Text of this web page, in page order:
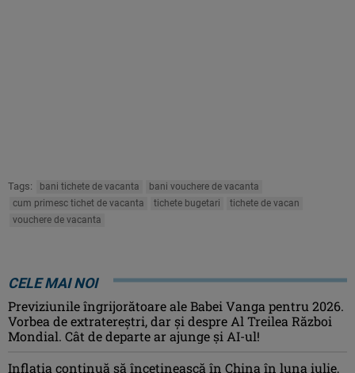
Tags: bani tichete de vacanta
bani vouchere de vacanta
cum primesc tichet de vacanta
tichete bugetari
tichete de vacan
vouchere de vacanta
CELE MAI NOI
Previziunile îngrijorătoare ale Babei Vanga pentru 2026.
Vorbea de extratereștri, dar și despre Al Treilea Război
Mondial. Cât de departe ar ajunge și AI-ul!
Inflaţia continuă să încetinească în China în luna iulie,